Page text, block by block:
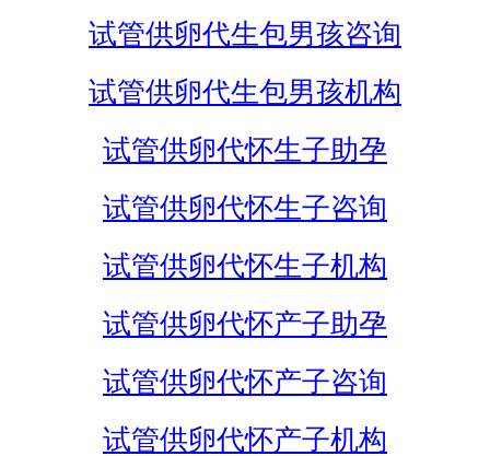
试管供卵代生包男孩咨询
试管供卵代生包男孩机构
试管供卵代怀生子助孕
试管供卵代怀生子咨询
试管供卵代怀生子机构
试管供卵代怀产子助孕
试管供卵代怀产子咨询
试管供卵代怀产子机构